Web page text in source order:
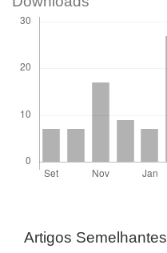
Artigos Semelhantes